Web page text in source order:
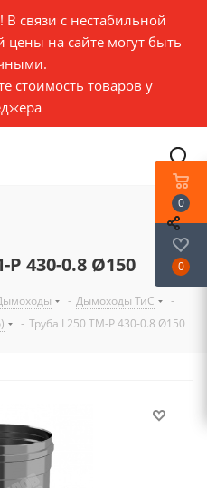
связи с нестабильной
цены на сайте могут быть
стоимость товаров у
Р 430-0.8 Ø150
- Дымоходы ТиС
-
- Труба L250 ТМ-Р 430-0.8 Ø150
0
0